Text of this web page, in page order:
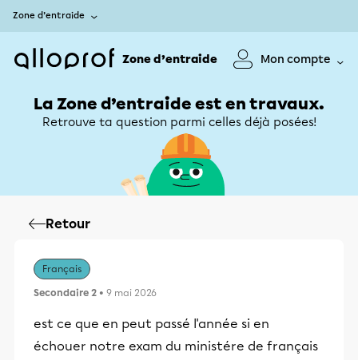
Zone d’entraide
Zone d’entraide Mon compte
La Zone d’entraide est en travaux.
Retrouve ta question parmi celles déjà posées!
Retour
Français
Secondaire 2 • 9 mai 2026
est ce que en peut passé l'année si en
échouer notre exam du ministére de français